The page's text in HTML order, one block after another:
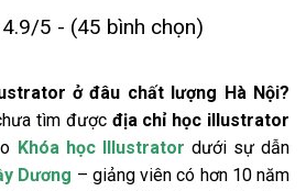
4.9/5 - (45 bình chọn)
ở đâu chất lượng Hà Nội?
tìm được địa chỉ học illustrator
Khóa học Illustrator dưới sự dẫn
Dương – giảng viên có hơn 10 năm